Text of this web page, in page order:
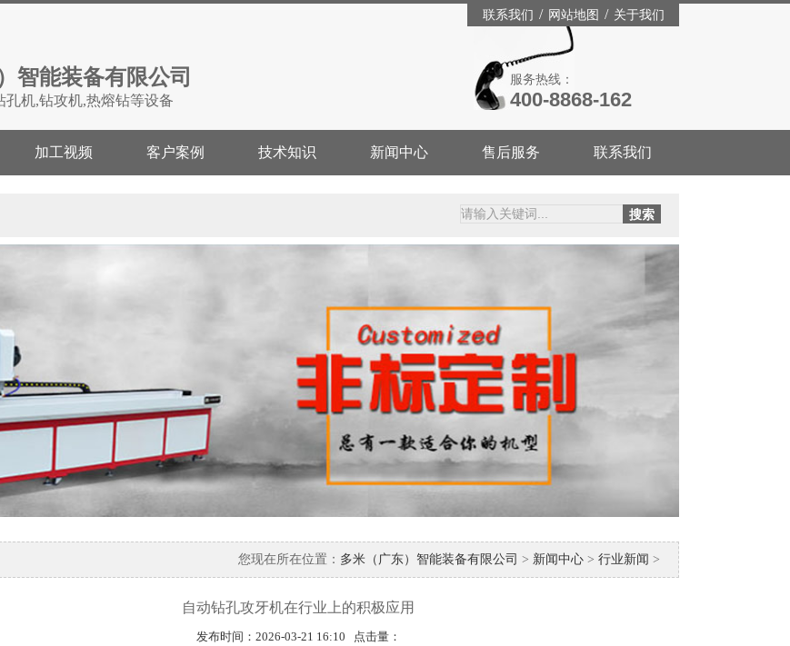
联系我们 / 网站地图 / 关于我们
智能装备有限公司
孔机,钻攻机,热熔钻等设备
服务热线：
400-8868-162
加工视频 客户案例 技术知识 新闻中心 售后服务 联系我们
您现在所在位置： 多米（广东）智能装备有限公司 > 新闻中心 > 行业新闻 >
自动钻孔攻牙机在行业上的积极应用
发布时间：2026-03-21 16:10 点击量：